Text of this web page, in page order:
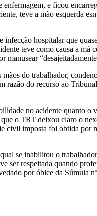
e ficou
teve a mão esquerda
hospitalar que
teve como causa a má
manusear
do trabalhador,
do recurso ao
no acidente quanto o
o TRT deixou claro o
civil imposta foi obtida por
se inabilitou o
ser respeitada quando
por óbice da Súmula